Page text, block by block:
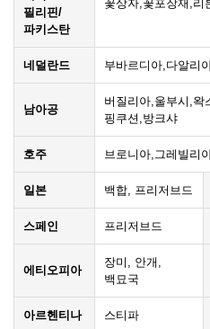
필리핀/
파키스탄
꽃상자,꽃포장재,리
네덜란드 부바르디아,다알리
남아공
버질리아,울부시,왁
핑쿠션,방크샤
호주 브로니아,그레빌리
일본 백합, 프리저브드
스페인 프리저브드
에티오피아
장미, 안개,
백묘국
아르헨티나 스티파